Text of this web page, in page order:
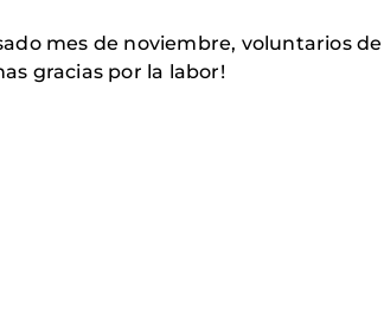
mes de noviembre, voluntarios
gracias por la labor!